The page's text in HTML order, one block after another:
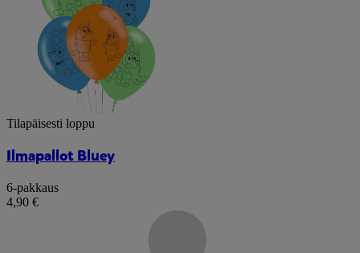
Tilapäisesti loppu
Ilmapallot Bluey
6-pakkaus
4,90 €